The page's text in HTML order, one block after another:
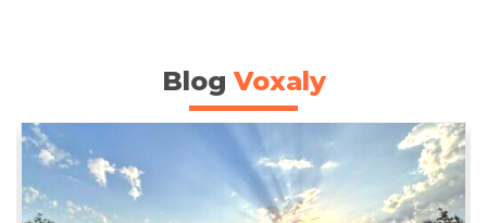
Blog Voxaly